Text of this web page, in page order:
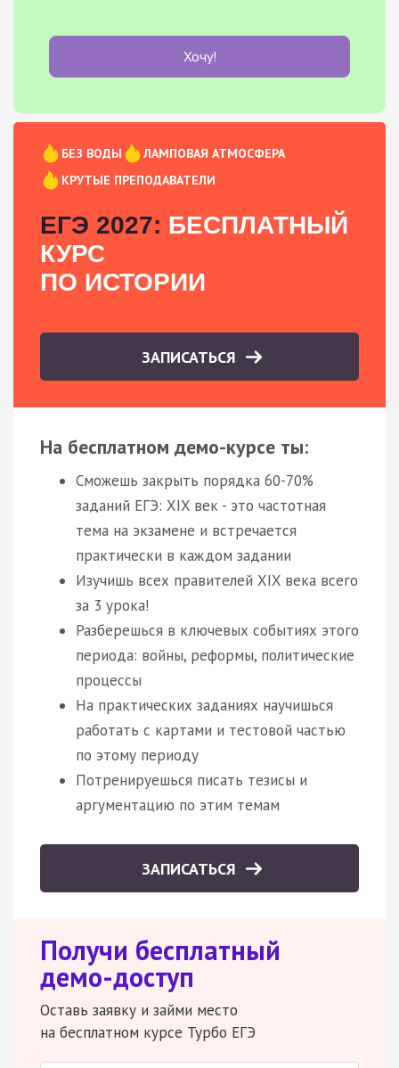
Хочу!
БЕЗ ВОДЫ
ЛАМПОВАЯ АТМОСФЕРА
КРУТЫЕ ПРЕПОДАВАТЕЛИ
ЕГЭ 2027: БЕСПЛАТНЫЙ
КУРС
ПО ИСТОРИИ
ЗАПИСАТЬСЯ
На бесплатном демо-курсе ты:
Сможешь закрыть порядка 60-70%
заданий ЕГЭ: XIX век - это частотная
тема на экзамене и встречается
практически в каждом задании
Изучишь всех правителей XIX века всего
за 3 урока!
Разберешься в ключевых событиях этого
периода: войны, реформы, политические
процессы
На практических заданиях научишься
работать с картами и тестовой частью
по этому периоду
Потренируешься писать тезисы и
аргументацию по этим темам
ЗАПИСАТЬСЯ
Получи бесплатный
демо-доступ
Оставь заявку и займи место
на бесплатном курсе Турбо ЕГЭ